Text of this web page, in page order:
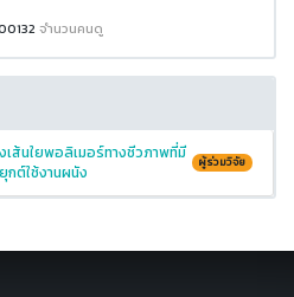
จำนวนคนดู
ส้นใยพอลิเมอร์ทางชีวภาพที่มี
กต์ใช้งานผนัง
ผู้ร่วมวิจัย